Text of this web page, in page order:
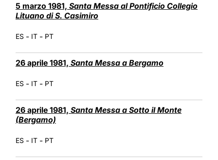
5 marzo 1981, Santa Messa al Pontificio Collegio
Lituano di S. Casimiro
ES - IT - PT
26 aprile 1981, Santa Messa a Bergamo
ES - IT - PT
26 aprile 1981, Santa Messa a Sotto il Monte
(Bergamo)
ES - IT - PT